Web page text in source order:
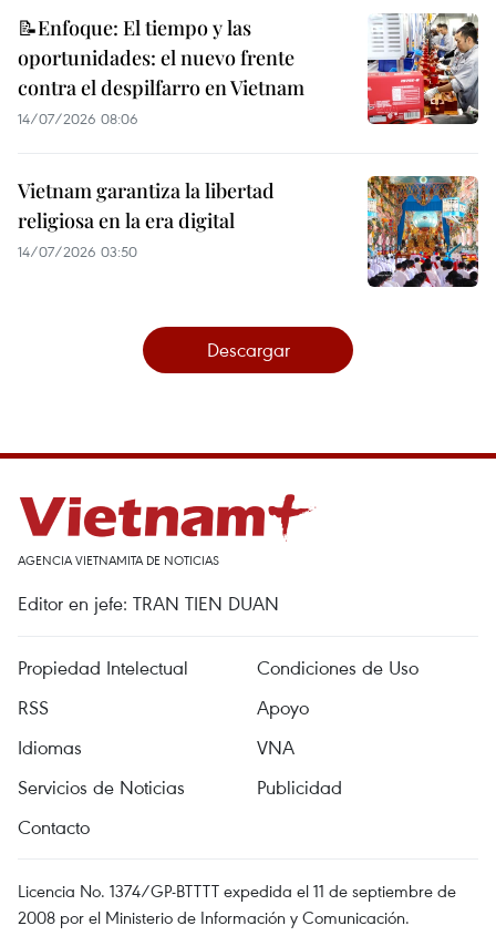
📝Enfoque: El tiempo y las
oportunidades: el nuevo frente
contra el despilfarro en Vietnam
14/07/2026 08:06
Vietnam garantiza la libertad
religiosa en la era digital
14/07/2026 03:50
Descargar
AGENCIA VIETNAMITA DE NOTICIAS
Editor en jefe: TRAN TIEN DUAN
Propiedad Intelectual
Condiciones de Uso
RSS
Apoyo
Idiomas
VNA
Servicios de Noticias
Publicidad
Contacto
Licencia No. 1374/GP-BTTTT expedida el 11 de septiembre de
2008 por el Ministerio de Información y Comunicación.